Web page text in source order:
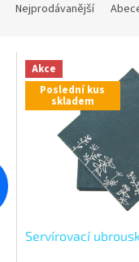
Nejprodávanější
Akce
Poslední kus
skladem
Servírovací